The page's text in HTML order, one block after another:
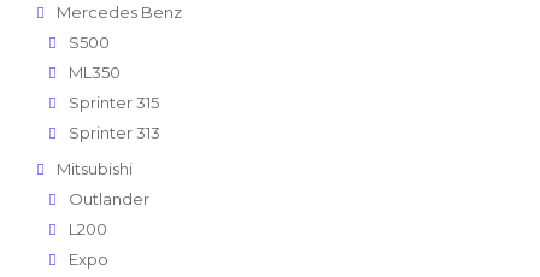
Mercedes Benz
S500
ML350
Sprinter 315
Sprinter 313
Mitsubishi
Outlander
L200
Expo